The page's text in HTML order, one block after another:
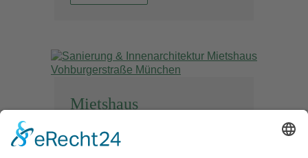
Mietshaus
München